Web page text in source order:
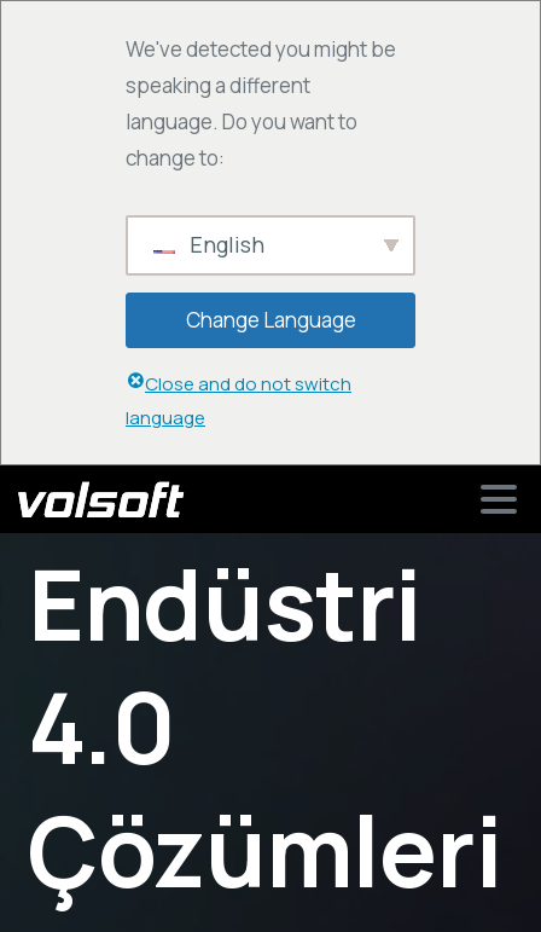
We've detected you might be
speaking a different
language. Do you want to
change to:
English
Change Language
Close and do not switch
language
Endüstri
4.0
Çözümleri